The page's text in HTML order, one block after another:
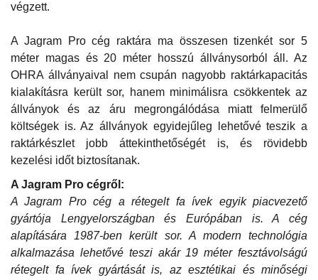
végzett.
A Jagram Pro cég raktára ma összesen tizenkét sor 5
méter magas és 20 méter hosszú állványsorból áll. Az
OHRA állványaival nem csupán nagyobb raktárkapacitás
kialakításra került sor, hanem minimálisra csökkentek az
állványok és az áru megrongálódása miatt felmerülő
költségek is. Az állványok egyidejűleg lehetővé teszik a
raktárkészlet jobb áttekinthetőségét is, és rövidebb
kezelési időt biztosítanak.
A Jagram Pro cégről:
A Jagram Pro cég a rétegelt fa ívek egyik piacvezető
gyártója Lengyelországban és Európában is. A cég
alapítására 1987-ben került sor. A modern technológia
alkalmazása lehetővé teszi akár 19 méter fesztávolságú
rétegelt fa ívek gyártását is, az esztétikai és minőségi